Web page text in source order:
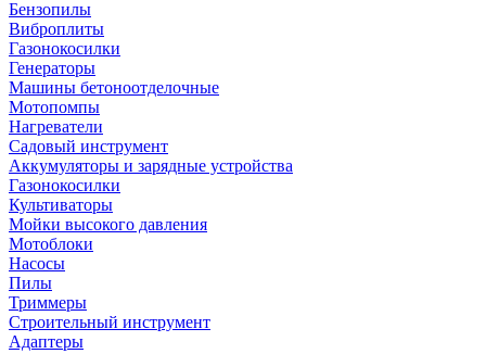
Бензопилы
Виброплиты
Газонокосилки
Генераторы
Машины бетоноотделочные
Мотопомпы
Нагреватели
Садовый инструмент
Аккумуляторы и зарядные устройства
Газонокосилки
Культиваторы
Мойки высокого давления
Мотоблоки
Насосы
Пилы
Триммеры
Строительный инструмент
Адаптеры